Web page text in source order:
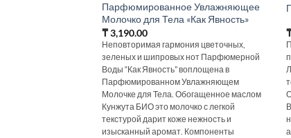
Парфюмированное Увлажняющее
Молочко для Тела «Как Явность»
₸3,190.00
Неповторимая гармония цветочных,
зеленых и шипровых нот Парфюмерной
Воды “Как Явность” воплощена в
Парфюмированном Увлажняющем
Молочке для Тела. Обогащенное маслом
Кунжута БИО это молочко с легкой
текстурой дарит коже нежность и
изысканный аромат. Компоненты